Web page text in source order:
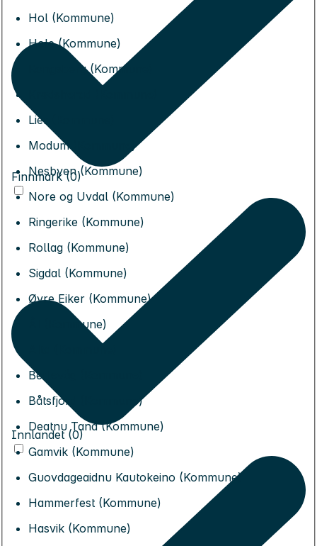
Hol (Kommune)
Hole (Kommune)
Kongsberg (Kommune)
Lier (Kommune)
Modum (Kommune)
Nesbyen (Kommune)
Nore og Uvdal (Kommune)
Ringerike (Kommune)
Rollag (Kommune)
Sigdal (Kommune)
Øvre Eiker (Kommune)
Ål (Kommune)
Berlevåg (Kommune)
Båtsfjord (Kommune)
Deatnu Tana (Kommune)
Gamvik (Kommune)
Guovdageaidnu Kautokeino (Kommune)
Hammerfest (Kommune)
Hasvik (Kommune)
Finnmark (0)
Innlandet (0)